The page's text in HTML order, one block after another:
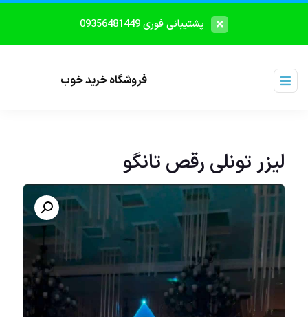
پشتیبانی فوری 09356481449
فروشگاه خرید خوب
لیزر تونلی رقص تانگو